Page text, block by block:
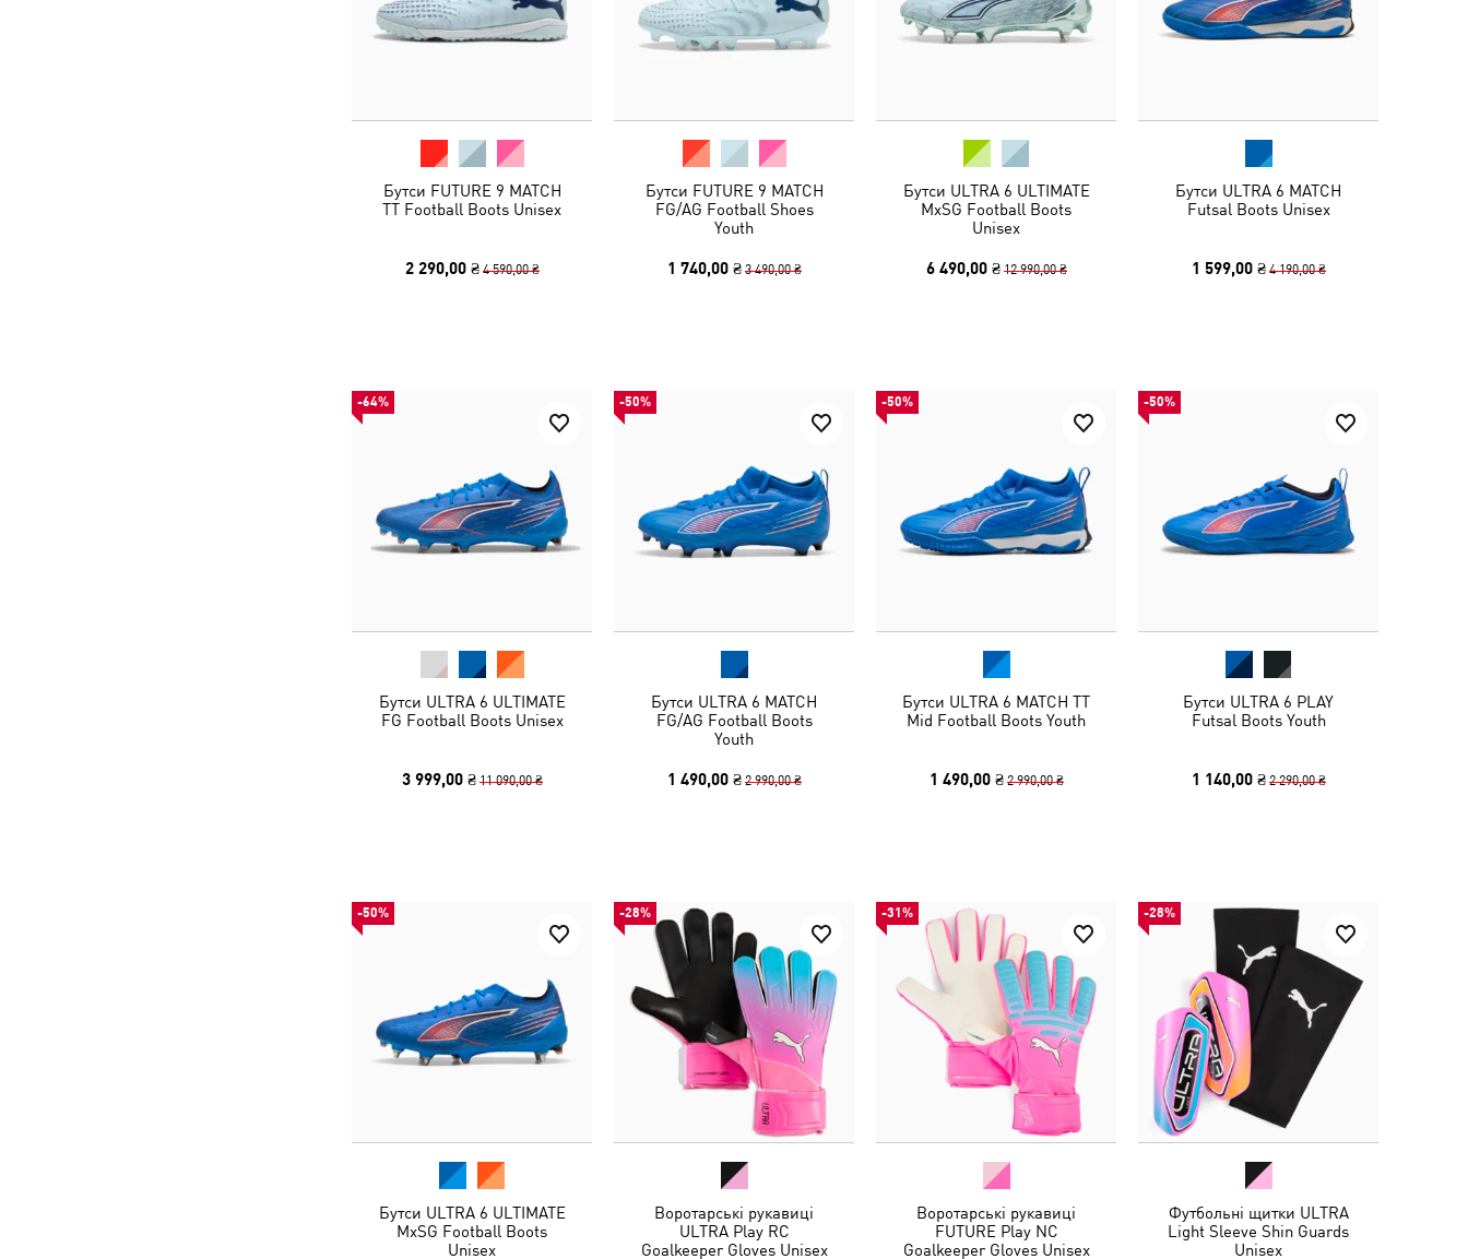
Бутси FUTURE 9 MATCH
TT Football Boots Unisex
2 290,00 ₴ 4 590,00 ₴
Бутси FUTURE 9 MATCH
FG/AG Football Shoes
Youth
1 740,00 ₴ 3 490,00 ₴
Бутси ULTRA 6 ULTIMATE
MxSG Football Boots
Unisex
6 490,00 ₴ 12 990,00 ₴
Бутси ULTRA 6 MATCH
Futsal Boots Unisex
1 599,00 ₴ 4 190,00 ₴
-64%
Бутси ULTRA 6 ULTIMATE
FG Football Boots Unisex
3 999,00 ₴ 11 090,00 ₴
-50%
Бутси ULTRA 6 MATCH
FG/AG Football Boots
Youth
1 490,00 ₴ 2 990,00 ₴
-50%
Бутси ULTRA 6 MATCH TT
Mid Football Boots Youth
1 490,00 ₴ 2 990,00 ₴
-50%
Бутси ULTRA 6 PLAY
Futsal Boots Youth
1 140,00 ₴ 2 290,00 ₴
-50%
Бутси ULTRA 6 ULTIMATE
MxSG Football Boots
Unisex
-28%
Воротарські рукавиці
ULTRA Play RC
Goalkeeper Gloves Unisex
-31%
Воротарські рукавиці
FUTURE Play NC
Goalkeeper Gloves Unisex
-28%
Футбольні щитки ULTRA
Light Sleeve Shin Guards
Unisex